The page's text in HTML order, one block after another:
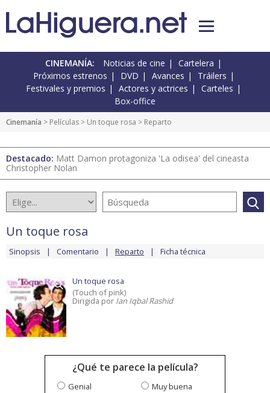
CINEMANÍA: Noticias de cine
Cartelera
Próximos estrenos
DVD Avances
Tráilers
Festivales y premios
Actores y actrices
Carteles
Box-office
Cinemanía > Películas > Un toque rosa > Reparto
Destacado: Matt Damon protagoniza 'La odisea' del cineasta
Christopher Nolan
Un toque rosa
Sinopsis Comentario Reparto Ficha técnica
Un toque rosa
(Touch of pink)
Dirigida por Ian Iqbal Rashid
¿Qué te parece la película?
Genial
Muy buena